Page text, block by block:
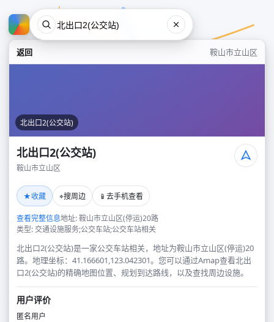
返回 鞍山市立山区
北出口2(公交站)
北出口2(公交站)
鞍山市立山区
★收藏 ⌖搜周边 📱 去手机查看
查看完整信息地址: 鞍山市立山区(停运)20路
类型: 交通设施服务;公交车站;公交车站相关
北出口2(公交站)是一家公交车站相关，地址为鞍山市立山区(停运)20
路。地理坐标：41.166601,123.042301。您可以通过Amap查看北出
口2(公交站)的精确地图位置、规划到达路线，以及查找周边设施。
用户评价
匿名用户